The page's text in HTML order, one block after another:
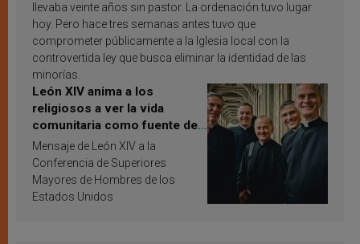
llevaba veinte años sin pastor. La ordenación tuvo lugar
hoy. Pero hace tres semanas antes tuvo que
comprometer públicamente a la Iglesia local con la
controvertida ley que busca eliminar la identidad de las
minorías.
León XIV anima a los
religiosos a ver la vida
comunitaria como fuente de
inspiración y santificación
Mensaje de León XIV a la
Conferencia de Superiores
Mayores de Hombres de los
Estados Unidos